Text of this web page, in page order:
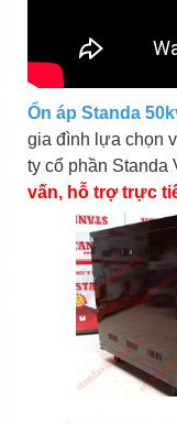
Ổn áp Standa
gia đình lựa chọn
ty cổ phần Standa
vấn, hỗ trợ trực